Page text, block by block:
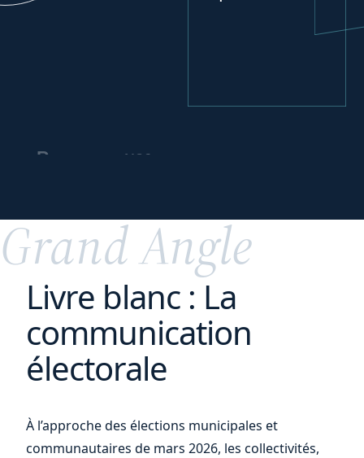
Repenser vos
Grand Angle
Livre blanc : La
communication
électorale
À l’approche des élections municipales et
communautaires de mars 2026, les collectivités,